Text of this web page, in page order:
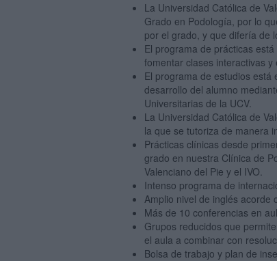
La Universidad Católica de
Grado en Podología, por lo
por el grado, y que difería de
El programa de prácticas
fomentar clases interactivas
El programa de estudios está
desarrollo del alumno
Universitarias de la UCV.
La Universidad Católica de
la que se tutoriza de manera
Prácticas clínicas desde
grado en nuestra Clínica de
Valenciano del Pie y el IVO.
Intenso programa de
Amplio nivel de inglés acorde
Más de 10 conferencias en
Grupos reducidos que
el aula a combinar con
Bolsa de trabajo y plan de